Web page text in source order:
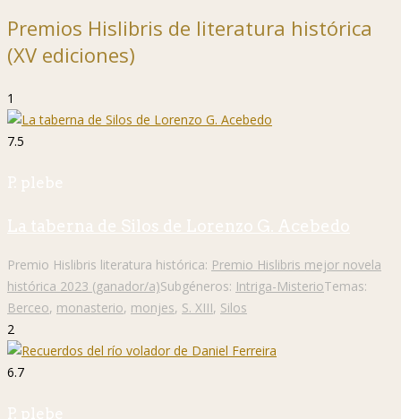
Premios Hislibris de literatura histórica
(XV ediciones)
1
7.5
P. plebe
La taberna de Silos de Lorenzo G. Acebedo
Premio Hislibris literatura histórica: Premio Hislibris mejor novela
histórica 2023 (ganador/a)Subgéneros: Intriga-MisterioTemas:
Berceo, monasterio, monjes, S. XIII, Silos
2
6.7
P. plebe